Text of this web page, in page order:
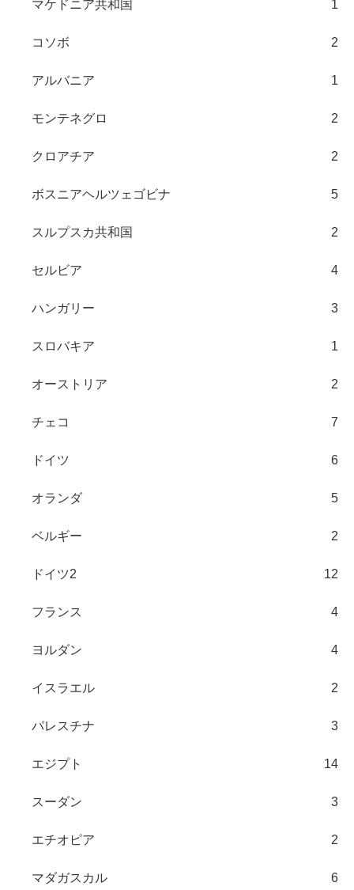
マケドニア共和国 1
コソボ 2
アルバニア 1
モンテネグロ 2
クロアチア 2
ボスニアヘルツェゴビナ 5
スルプスカ共和国 2
セルビア 4
ハンガリー 3
スロバキア 1
オーストリア 2
チェコ 7
ドイツ 6
オランダ 5
ベルギー 2
ドイツ2 12
フランス 4
ヨルダン 4
イスラエル 2
パレスチナ 3
エジプト 14
スーダン 3
エチオピア 2
マダガスカル 6